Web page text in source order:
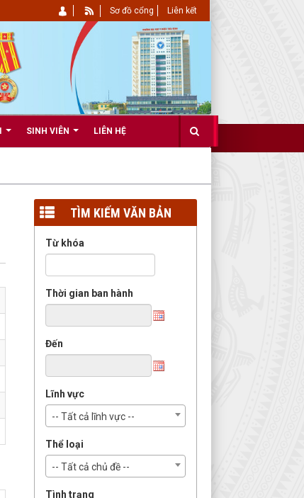
SINH VIÊN LIÊN HỆ
Sơ đồ cổng Liên kết
TÌM KIẾM VĂN BẢN
Từ khóa
Thời gian ban hành
Đến
Lĩnh vực
-- Tất cả lĩnh vực --
Thể loại
-- Tất cả chủ đề --
Tình trạng